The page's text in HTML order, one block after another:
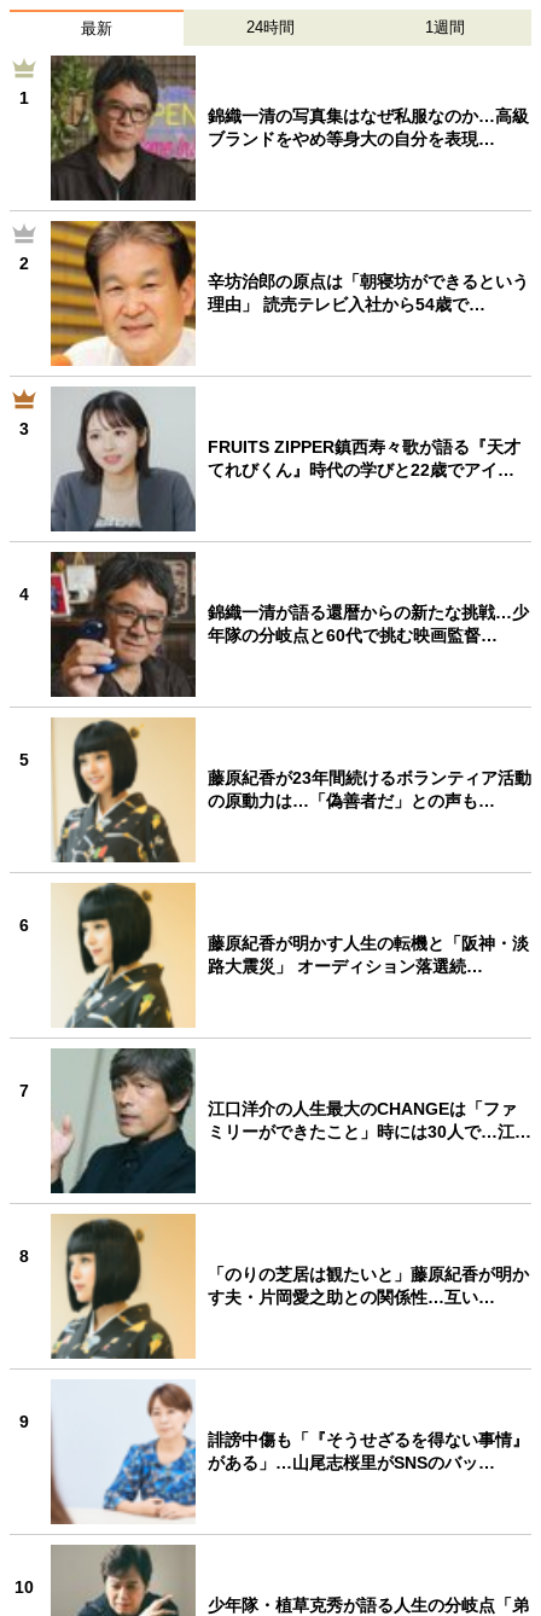
最新 24時間 1週間
1
錦織一清の写真集はなぜ私服なのか…高級
ブランドをやめ等身大の自分を表現…
2
辛坊治郎の原点は「朝寝坊ができるという
理由」 読売テレビ入社から54歳で…
3
FRUITS ZIPPER鎮西寿々歌が語る『天才
てれびくん』時代の学びと22歳でアイ…
4
錦織一清が語る還暦からの新たな挑戦…少
年隊の分岐点と60代で挑む映画監督…
5
藤原紀香が23年間続けるボランティア活動
の原動力は…「偽善者だ」との声も…
6
藤原紀香が明かす人生の転機と「阪神・淡
路大震災」 オーディション落選続…
7
江口洋介の人生最大のCHANGEは「ファ
ミリーができたこと」時には30人で…江…
8
「のりの芝居は観たいと」藤原紀香が明か
す夫・片岡愛之助との関係性…互い…
9
誹謗中傷も「『そうせざるを得ない事情』
がある」…山尾志桜里がSNSのバッ…
10
少年隊・植草克秀が語る人生の分岐点「弟